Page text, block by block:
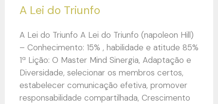
A Lei do Triunfo
A Lei do Triunfo A Lei do Triunfo (napoleon Hill)
– Conhecimento: 15% , habilidade e atitude 85%
1ª Lição: O Master Mind Sinergia, Adaptação e
Diversidade, selecionar os membros certos,
estabelecer comunicação efetiva, promover
responsabilidade compartilhada, Crescimento